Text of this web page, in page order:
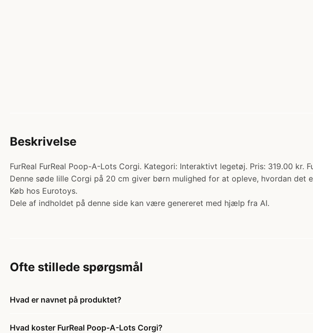
Beskrivelse
FurReal FurReal Poop-A-Lots Corgi. Kategori: Interaktivt legetøj. Pris: 319.00
Denne søde lille Corgi på 20 cm giver børn mulighed for at opleve, hvordan
Køb hos Eurotoys.
Dele af indholdet på denne side kan være genereret med hjælp fra AI.
Ofte stillede spørgsmål
Hvad er navnet på produktet?
Hvad koster FurReal Poop-A-Lots Corgi?